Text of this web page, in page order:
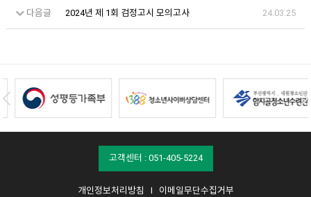
다음글
2024년 제 1회 검정고시 모의고사 24.03.25
고객센터 : 051-405-5224
개인정보처리방침 I 이메일무단수집거부